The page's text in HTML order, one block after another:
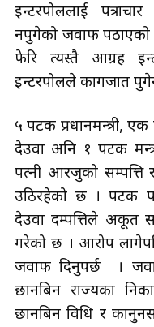
इन्टरपोललाई
नपुगेको जवाफ पठाएको
फेरि त्यस्तै आग्रह
इन्टरपोलले कागजात
५ पटक प्रधानमन्त्री,
देउवा अनि १ पटक
पत्नी आरजुको सम्पत्ति र
उठिरहेको छ । पटक
देउवा दम्पत्तिले अकूत
गरेको छ । आरोप
जवाफ दिनुपर्छ ।
छानबिन राज्यका
छानबिन विधि र